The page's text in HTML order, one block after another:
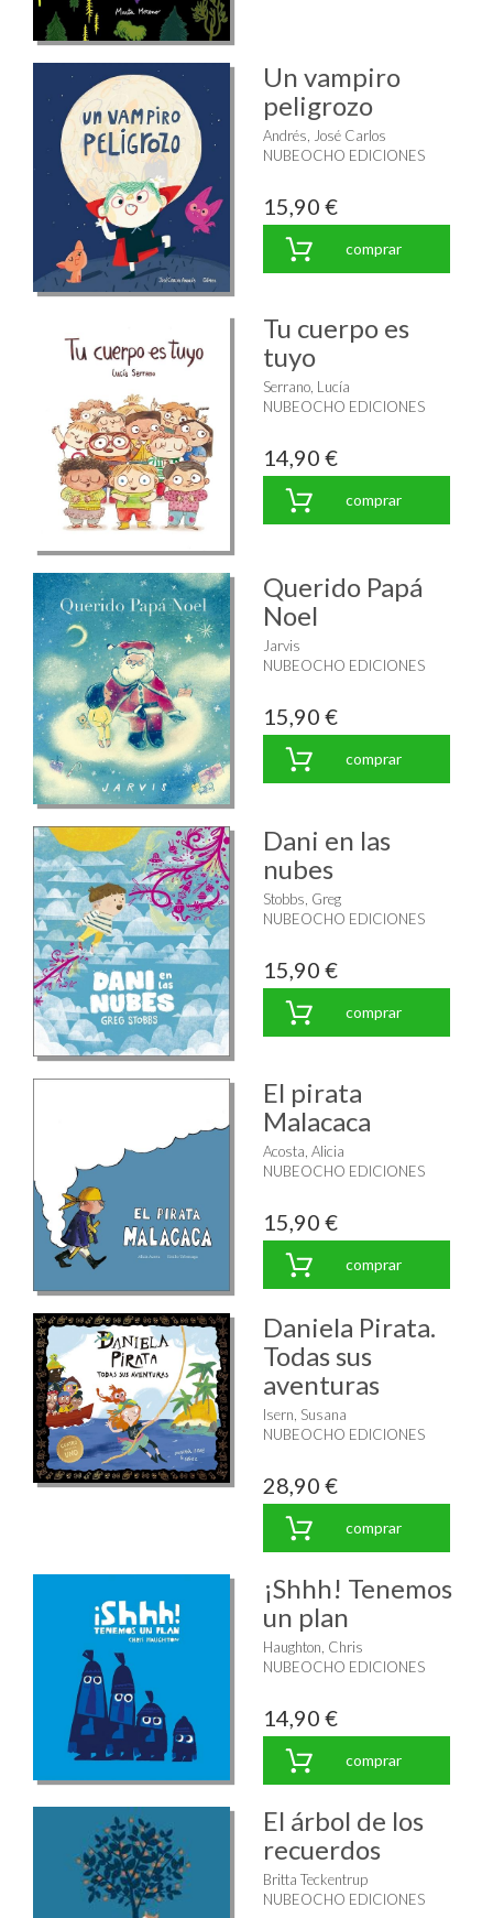
Un vampiro
peligrozo
Andrés, José Carlos
NUBEOCHO EDICIONES
15,90 €
comprar
Tu cuerpo es
tuyo
Serrano, Lucía
NUBEOCHO EDICIONES
14,90 €
comprar
Querido Papá
Noel
Jarvis
NUBEOCHO EDICIONES
15,90 €
comprar
Dani en las
nubes
Stobbs, Greg
NUBEOCHO EDICIONES
15,90 €
comprar
El pirata
Malacaca
Acosta, Alicia
NUBEOCHO EDICIONES
15,90 €
comprar
Daniela Pirata.
Todas sus
aventuras
Isern, Susana
NUBEOCHO EDICIONES
28,90 €
comprar
¡Shhh! Tenemos
un plan
Haughton, Chris
NUBEOCHO EDICIONES
14,90 €
comprar
El árbol de los
recuerdos
Britta Teckentrup
NUBEOCHO EDICIONES